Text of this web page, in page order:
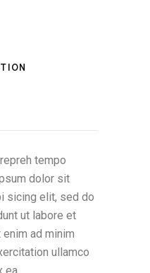
tempo
dolor sit
sicing elit, sed do
ut labore et
enim ad minim
ullamco